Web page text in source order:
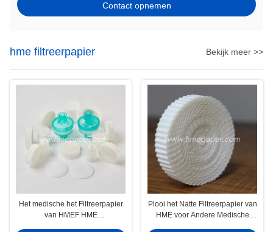
Contact opnemen
hme filtreerpapier Bekijk meer >>
Het medische het Filtreerpapier
van HMEF HME
Plooi het Natte Filtreerpapier van
HME voor Andere Medische